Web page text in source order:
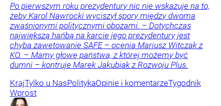
Po pierwszym roku prezydentury nic nie wskazuje na to,
żeby Karol Nawrocki wyciszył spory między dwoma
zwaśnionymi politycznymi obozami. – Dotychczas
największą hańbą na karcie jego prezydentury jest
chyba zawetowanie SAFE – ocenia Mariusz Witczak z
KO. – Mamy głowę państwa, z której możemy być
dumni – kontruje Marek Jakubiak z Rozwoju Plus.
KrajTylko u NasPolitykaOpinie i komentarzeTygodnik
Wprost